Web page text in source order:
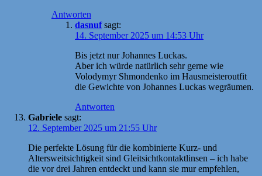
Antworten
dasnuf sagt:
14. September 2025 um 14:53 Uhr
Bis jetzt nur Johannes Luckas.
Aber ich würde natürlich sehr gerne wie
Volodymyr Shmondenko im Hausmeisteroutfit
die Gewichte von Johannes Luckas wegräumen.
Antworten
Gabriele sagt:
12. September 2025 um 21:55 Uhr
Die perfekte Lösung für die kombinierte Kurz- und
Altersweitsichtigkeit sind Gleitsichtkontaktlinsen – ich habe
die vor drei Jahren entdeckt und kann sie mur empfehlen,